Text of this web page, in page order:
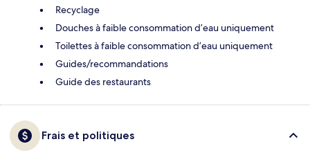
Recyclage
Douches à faible consommation d’eau uniquement
Toilettes à faible consommation d’eau uniquement
Guides/recommandations
Guide des restaurants
Frais et politiques